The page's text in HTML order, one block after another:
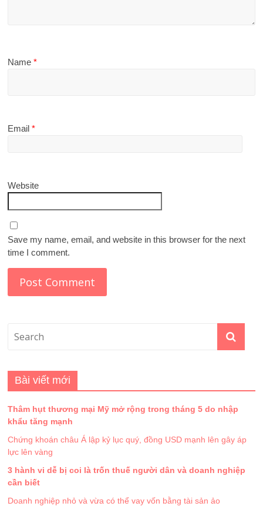
Name*
Email*
Website
Save my name, email, and website in this browser for the next
time I comment.
Bài viết mới
Thâm hụt thương mại Mỹ mở rộng trong tháng 5 do nhập
khẩu tăng mạnh
Chứng khoán châu Á lập kỷ lục quý, đồng USD mạnh lên gây áp
lực lên vàng
3 hành vi dễ bị coi là trốn thuế người dân và doanh nghiệp
cần biết
Doanh nghiệp nhỏ và vừa có thể vay vốn bằng tài sản ảo